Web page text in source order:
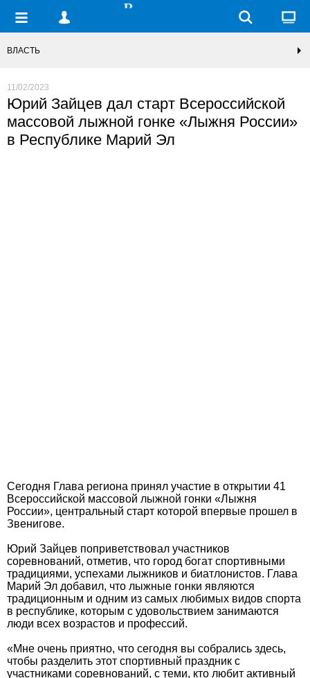
ВЛАСТЬ
11/02/2023
Юрий Зайцев дал старт Всероссийской
массовой лыжной гонке «Лыжня России»
в Республике Марий Эл
Сегодня Глава региона принял участие в открытии 41
Всероссийской массовой лыжной гонки «Лыжня
России», центральный старт которой впервые прошел в
Звенигове.
Юрий Зайцев поприветствовал участников
соревнований, отметив, что город богат спортивными
традициями, успехами лыжников и биатлонистов. Глава
Марий Эл добавил, что лыжные гонки являются
традиционным и одним из самых любимых видов спорта
в республике, которым с удовольствием занимаются
люди всех возрастов и профессий.
«Мне очень приятно, что сегодня вы собрались здесь,
чтобы разделить этот спортивный праздник с
участниками соревнований, с теми, кто любит активный